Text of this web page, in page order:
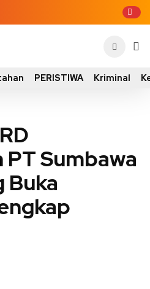
PERISTIWA Kriminal
Sumbawa
Buka